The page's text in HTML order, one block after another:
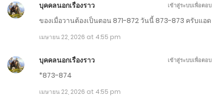
ตอนที่ 911-920
พฤษภาคม 11, 2026
พฤษภาคม 6, 2026
บุคคลนอกเรื่องราว
ของเมื่อวานต้องเป็นตอน 871-872 วันนี้ 873-873 ครับแอด
เมษายน 22, 2026 at 4:55 pm
เข้าสู่ระบบเพื่อตอบ
บุคคลนอกเรื่องราว
*873-874
เมษายน 22, 2026 at 4:55 pm
เข้าสู่ระบบเพื่อตอบ